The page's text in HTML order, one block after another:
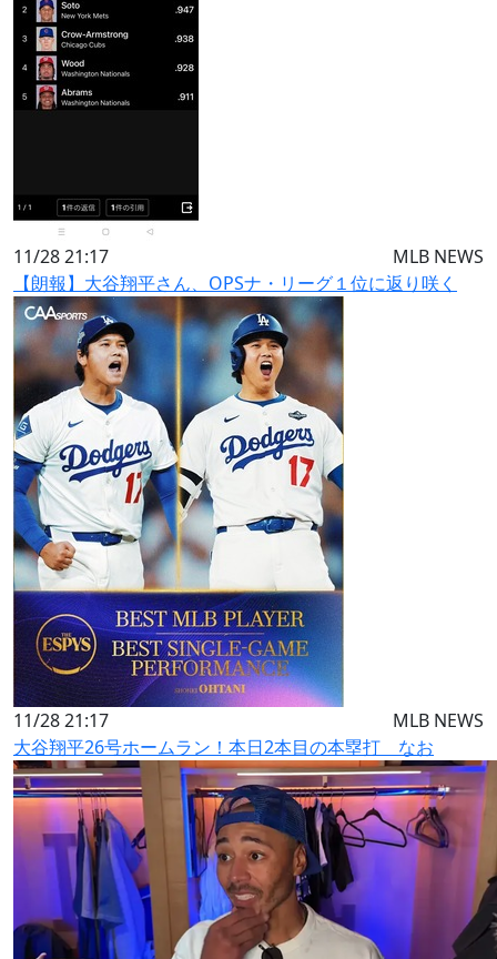
11/28 21:17
MLB NEWS
【朗報】大谷翔平さん、OPSナ・リーグ１位に返り咲く
11/28 21:17
MLB NEWS
大谷翔平26号ホームラン！本日2本目の本塁打 なお